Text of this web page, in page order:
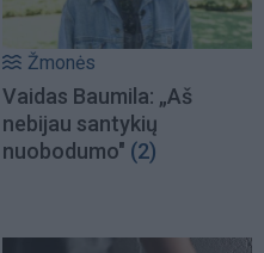
Žmonės
Vaidas Baumila: „Aš
nebijau santykių
nuobodumo" (2)